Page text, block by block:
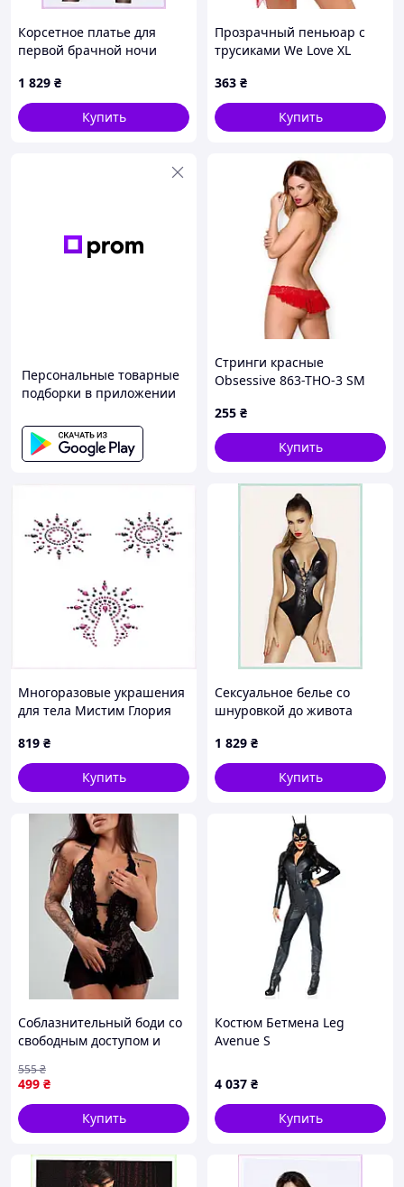
упаковывается унейтральная упаковка без указание
товара.
━━━━━━━━━━━━━━━━━━
🎁 Пожелание
Желаем, чтобы этот костюм подарил
хорошее
настроение, новые эмоции и интересные образы
также помог создать атмосферу праздника и ярких
Корсетное платье для
первой брачной ночи
1 829 ₴
Купить
Прозрачный пеньюар с
трусиками We Love XL
D8-2026
363 ₴
Купить
Персональные товарные
подборки в приложении
Стринги красные
Obsessive 863-THO-3 SM
255 ₴
Купить
Многоразовые украшения
для тела Мистим Глория
819 ₴
Купить
Сексуальное белье со
шнуровкой до живота
1 829 ₴
Купить
Соблазнительный боди со
свободным доступом и
Черный
499 ₴
555₴
Купить
Костюм Бетмена Leg
Avenue S
4 037 ₴
Купить